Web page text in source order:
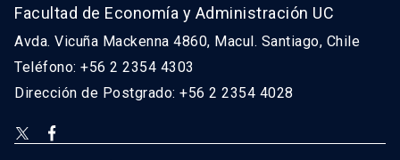
Facultad de Economía y Administración UC
Avda. Vicuña Mackenna 4860, Macul. Santiago, Chile
Teléfono: +56 2 2354 4303
Dirección de Postgrado: +56 2 2354 4028